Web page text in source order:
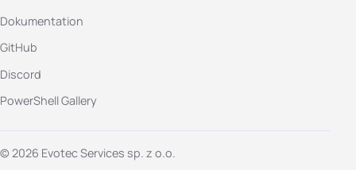
Dokumentation
GitHub
Discord
PowerShell Gallery
© 2026 Evotec Services sp. z o.o.